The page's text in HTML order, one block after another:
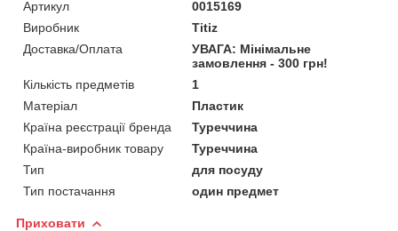
Артикул
0015169
Виробник
Titiz
Доставка/Оплата
УВАГА: Мінімальне
замовлення - 300 грн!
Кількість предметів
1
Матеріал
Пластик
Країна реєстрації бренда
Туреччина
Країна-виробник товару
Туреччина
Тип
для посуду
Тип постачання
один предмет
Приховати